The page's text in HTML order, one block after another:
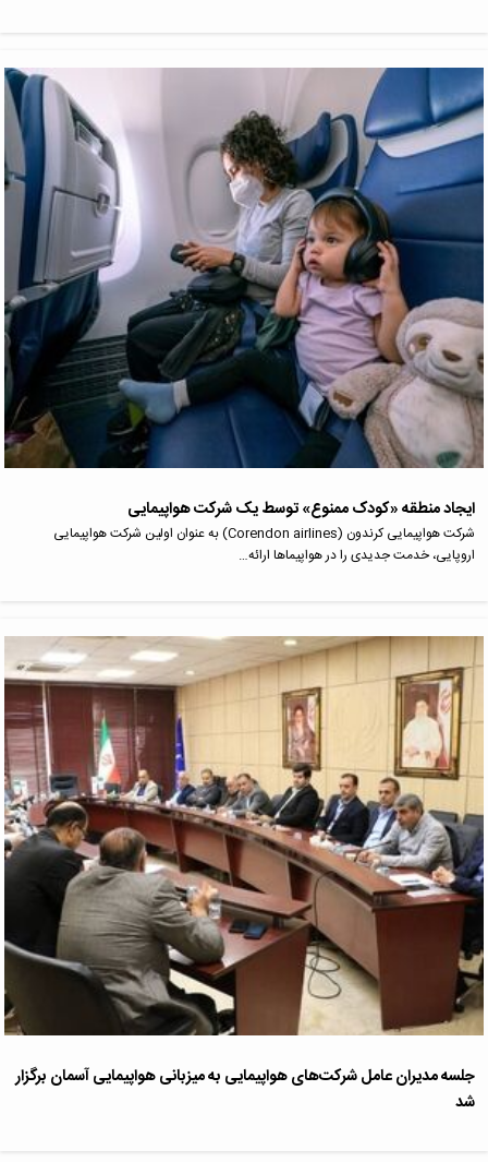
ایجاد منطقه «کودک ممنوع» توسط یک شرکت هواپیمایی
شرکت هواپیمایی کرندون (Corendon airlines) به عنوان اولین شرکت هواپیمایی
اروپایی، خدمت جدیدی را در هواپیماها ارائه…
جلسه مدیران عامل شرکت‌های هواپیمایی به میزبانی هواپیمایی آسمان برگزار
شد